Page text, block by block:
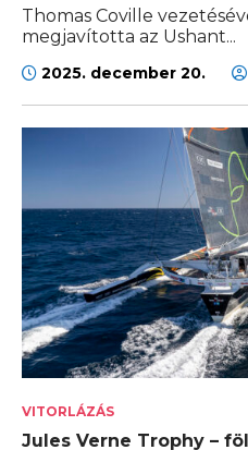
Thomas Coville
megjavította az Ushant...
2025. december 20.
VITORLÁZÁS
Jules Verne Trophy –